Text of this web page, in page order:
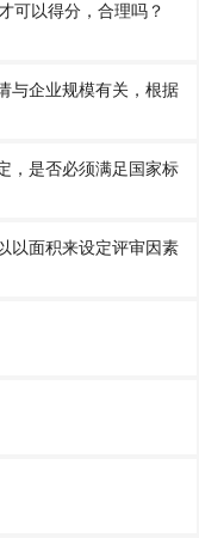
可以得分，合理吗？
与企业规模有关，根据
，是否必须满足国家标
以面积来设定评审因素